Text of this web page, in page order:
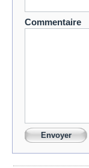
Commentaire